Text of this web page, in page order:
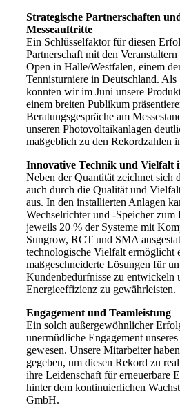
Strategische Partnerschaften
Messeauftritte
Ein Schlüsselfaktor für diesen
Partnerschaft mit den
Open in Halle/Westfalen, einem
Tennisturniere in Deutschland.
konnten wir im Juni unsere
einem breiten Publikum
Beratungsgespräche am
unseren Photovoltaikanlagen
maßgeblich zu den Rekordzahlen
Innovative Technik und Vielfalt
Neben der Quantität zeichnet sich
auch durch die Qualität und
aus. In den installierten Anlagen
Wechselrichter und -Speicher zum
jeweils 20 % der Systeme mit
Sungrow, RCT und SMA
technologische Vielfalt ermöglicht
maßgeschneiderte Lösungen für
Kundenbedürfnisse zu entwickeln
Energieeffizienz zu gewährleisten.
​Engagement und Teamleistung
Ein solch außergewöhnlicher
unermüdliche Engagement
gewesen. Unsere Mitarbeiter
gegeben, um diesen Rekord zu
ihre Leidenschaft für erneuerbare
hinter dem kontinuierlichen
GmbH.